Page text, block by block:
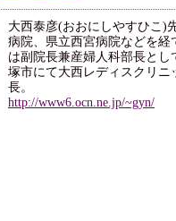
大西泰彦(おおにしやすひこ)
病院、県立西宮病院などを経
は副院長兼産婦人科部長とし
塚市にて大西レディスクリニ
長。
http://www6.ocn.ne.jp/~gyn/